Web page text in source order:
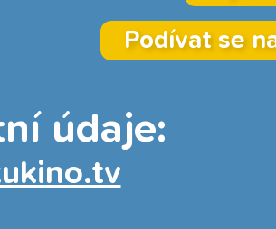
Podívat se
údaje: